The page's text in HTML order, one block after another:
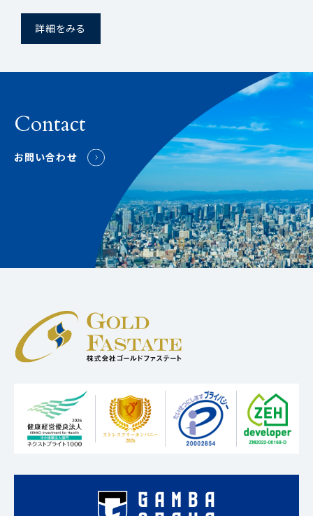
詳細をみる
Contact
お問い合わせ